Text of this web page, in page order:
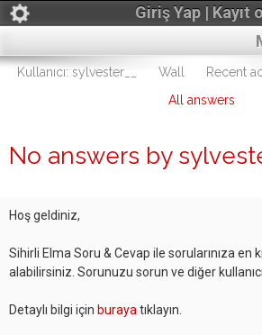
Giriş Yap | Kayıt ol
Kullanıcı: sylvester__ Wall Recent
All answers
No answers by
Hoş geldiniz,
Sihirli Elma Soru & Cevap ile sorularınıza en
alabilirsiniz. Sorunuzu sorun ve diğer
Detaylı bilgi için buraya tıklayın.